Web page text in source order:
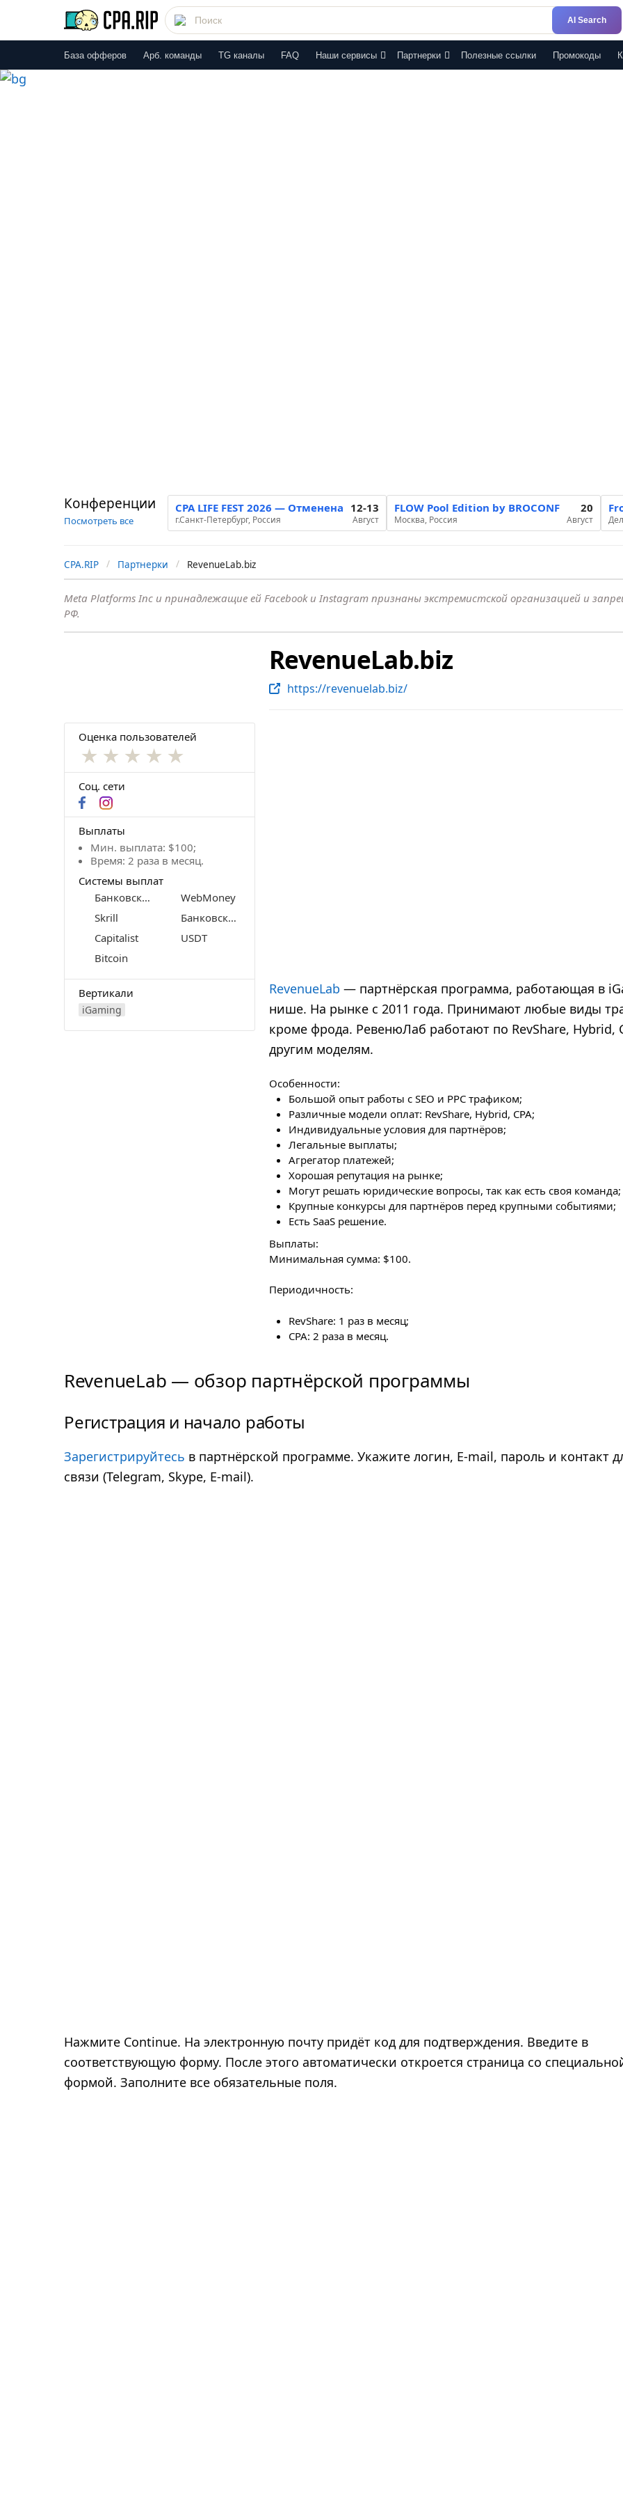
AI Search
База офферов Арб. команды TG каналы FAQ Наши сервисы Партнерки Полезные ссылки Промокоды
Конференции
Посмотреть все
CPA LIFE FEST 2026 — Отменена
г.Санкт-Петербург, Россия
12-13
Август
FLOW Pool Edition by BROCONF
Москва, Россия
20
Август
CPA.RIP Партнерки RevenueLab.biz
Meta Platforms Inc и принадлежащие ей Facebook и Instagram признаны экстремистской организацией и
РФ.
Оценка пользователей
★ ★ ★ ★ ★
Соц. сети
Выплаты
Мин. выплата: $100;
Время: 2 раза в месяц.
Системы выплат
Банковские карты
WebMoney
Skrill
Банковский перевод
Capitalist
USDT
Bitcoin
Вертикали
iGaming
RevenueLab.biz
https://revenuelab.biz/
RevenueLab — партнёрская программа, работающая в
нише. На рынке с 2011 года. Принимают любые виды
кроме фрода. РевенюЛаб работают по RevShare, Hybrid,
другим моделям.
Особенности:
Большой опыт работы с SEO и РРС трафиком;
Различные модели оплат: RevShare, Hybrid, CPA;
Индивидуальные условия для партнёров;
Легальные выплаты;
Агрегатор платежей;
Хорошая репутация на рынке;
Могут решать юридические вопросы, так как есть своя команда;
Крупные конкурсы для партнёров перед крупными событиями;
Есть SaaS решение.
Выплаты:
Минимальная сумма: $100.
Периодичность:
RevShare: 1 раз в месяц;
CPA: 2 раза в месяц.
RevenueLab — обзор партнёрской программы
Регистрация и начало работы
Зарегистрируйтесь в партнёрской программе. Укажите логин, E-mail, пароль и контакт
связи (Telegram, Skype, E-mail).
Нажмите Continue. На электронную почту придёт код для подтверждения. Введите в
соответствующую форму. После этого автоматически откроется страница со
формой. Заполните все обязательные поля.